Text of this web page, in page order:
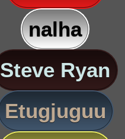
nalha
Steve Ryan
Etugjuguu